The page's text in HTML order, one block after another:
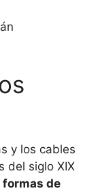
y los cables
del siglo XIX
de